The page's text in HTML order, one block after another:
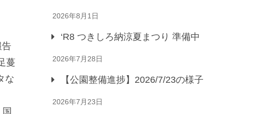
告
蔓
な
2026年8月1日
‘R8 つきしろ納涼夏まつり 準備中
2026年7月28日
【公園整備進捗】2026/7/23の様子
2026年7月23日